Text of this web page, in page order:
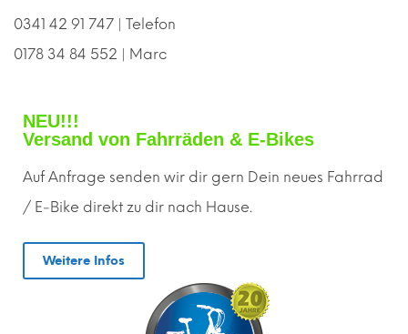
0341 42 91 747 | Telefon
0178 34 84 552 | Marc
NEU!!!
Versand von Fahrräden & E-Bikes
Auf Anfrage senden wir dir gern Dein neues Fahrrad
/ E-Bike direkt zu dir nach Hause.
Weitere Infos